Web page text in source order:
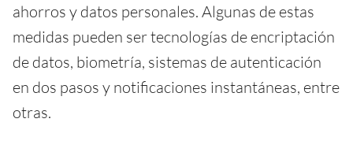
ahorros y datos personales. Algunas de estas
medidas pueden ser tecnologías de encriptación
de datos, biometría, sistemas de autenticación
en dos pasos y notificaciones instantáneas, entre
otras.